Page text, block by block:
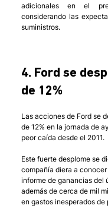
adicionales en el
considerando las
suministros.
4. Ford se
de 12%
Las acciones de Ford se
de 12% en la jornada de
peor caída desde el 2011.
Este fuerte desplome se
compañía diera a conocer
informe de ganancias del
además de cerca de mil
en gastos inesperados de